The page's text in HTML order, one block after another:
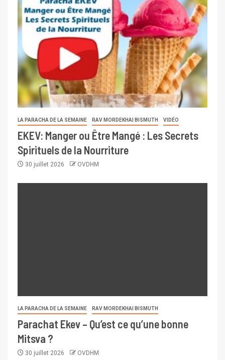
LA PARACHA DE LA SEMAINE RAV MORDEKHAI BISMUTH VIDÉO
EKEV: Manger ou Être Mangé : Les Secrets
Spirituels de la Nourriture
30 juillet 2026 OVDHM
LA PARACHA DE LA SEMAINE RAV MORDEKHAI BISMUTH
Parachat Ekev – Qu’est ce qu’une bonne
Mitsva ?
30 juillet 2026 OVDHM